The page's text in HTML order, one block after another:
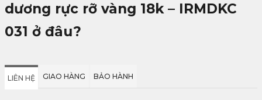
dương rực rỡ vàng 18k – IRMDKC
031 ở đâu?
LIÊN HỆ GIAO HÀNG BẢO HÀNH